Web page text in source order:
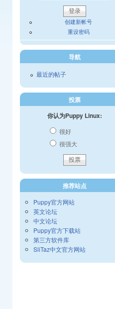
创建新帐号
重设密码
导航
最近的帖子
投票
你认为Puppy Linux:
很好
很强大
推荐站点
Puppy官方网站
英文论坛
中文论坛
Puppy官方下载站
第三方软件库
SliTaz中文官方网站